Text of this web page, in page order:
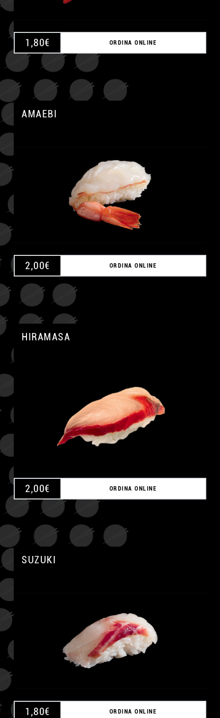
1,80€ ORDINA ONLINE
AMAEBI
2,00€ ORDINA ONLINE
HIRAMASA
2,00€ ORDINA ONLINE
SUZUKI
1,80€ ORDINA ONLINE